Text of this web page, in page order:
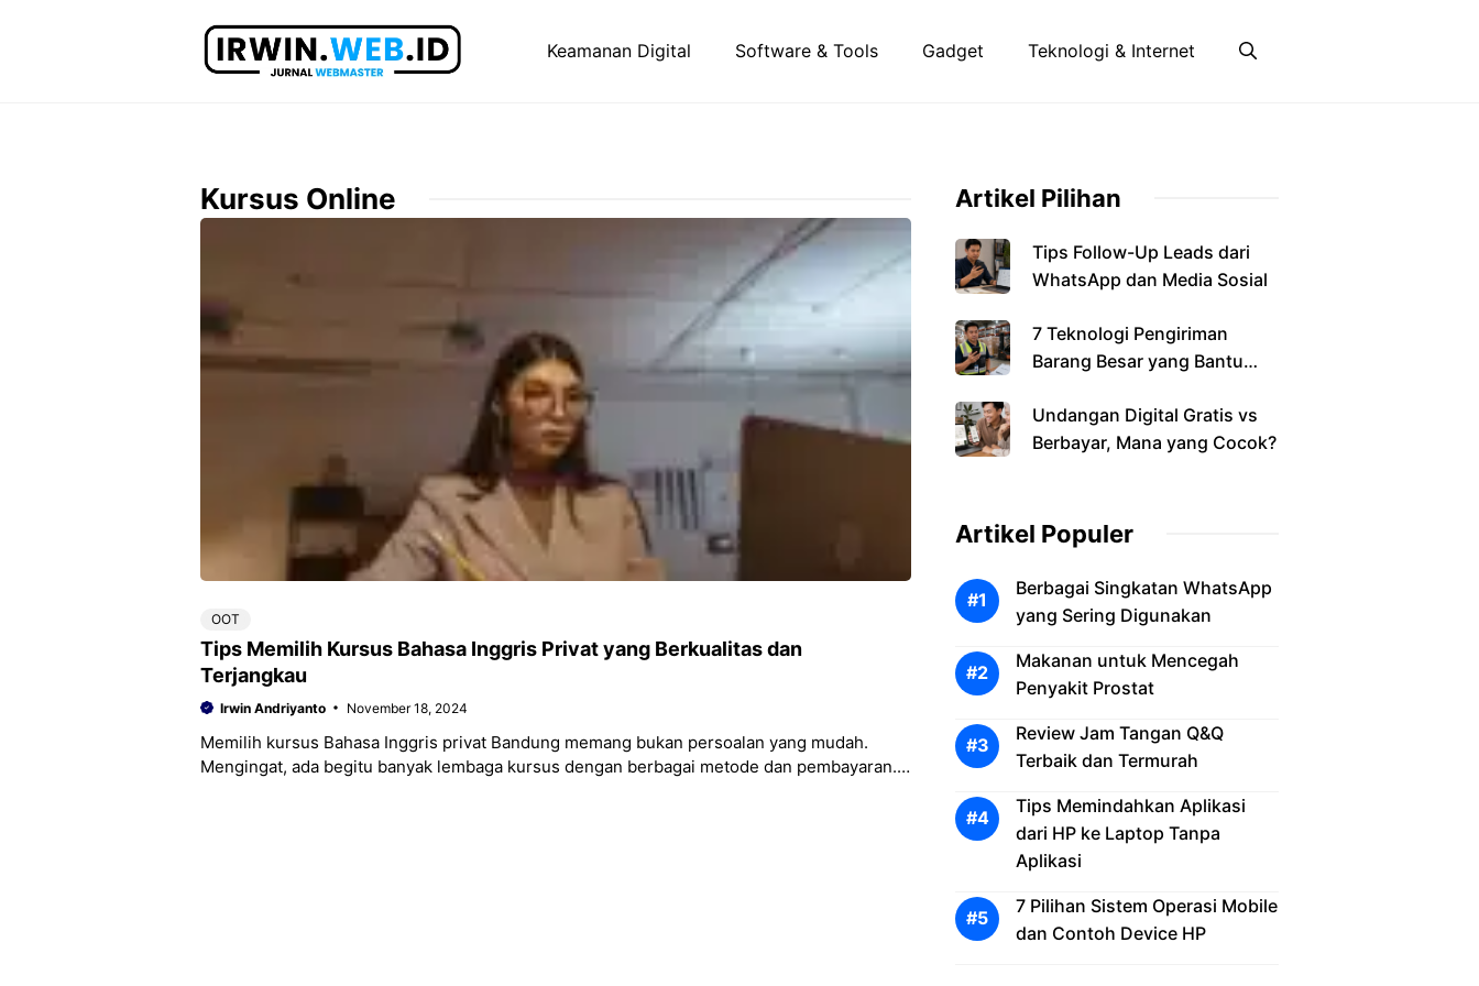
Keamanan Digital Software & Tools Gadget Teknologi & Internet
Kursus Online
OOT
Tips Memilih Kursus Bahasa Inggris Privat yang Berkualitas dan
Terjangkau
Irwin Andriyanto November 18, 2024
Memilih kursus Bahasa Inggris privat Bandung memang bukan persoalan yang mudah.
Mengingat, ada begitu banyak lembaga kursus dengan berbagai metode dan pembayaran.
Artikel Pilihan
Tips Follow-Up Leads dari
WhatsApp dan Media Sosial
7 Teknologi Pengiriman
Barang Besar yang Bantu
Undangan Digital Gratis vs
Berbayar, Mana yang Cocok?
Artikel Populer
Berbagai Singkatan WhatsApp
yang Sering Digunakan
Makanan untuk Mencegah
Penyakit Prostat
Review Jam Tangan Q&Q
Terbaik dan Termurah
Tips Memindahkan Aplikasi
dari HP ke Laptop Tanpa
Aplikasi
7 Pilihan Sistem Operasi Mobile
dan Contoh Device HP